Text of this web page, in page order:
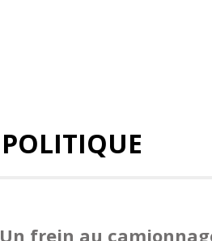
POLITIQUE
Un frein au